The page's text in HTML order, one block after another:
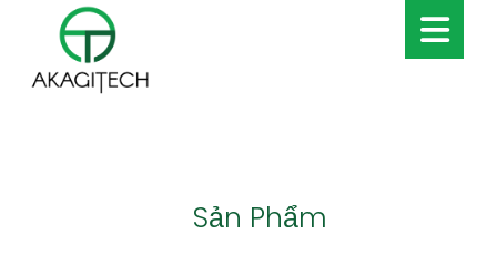
Sản Phẩm